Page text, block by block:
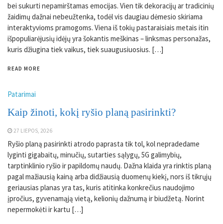
bei sukurti nepamirštamas emocijas. Vien tik dekoracijų ar tradicinių
žaidimų dažnai nebeužtenka, todėl vis daugiau dėmesio skiriama
interaktyvioms pramogoms. Viena iš tokių pastaraisiais metais itin
išpopuliarėjusių idėjų yra šokantis meškinas – linksmas personažas,
kuris džiugina tiek vaikus, tiek suaugusiuosius. […]
READ MORE
Patarimai
Kaip žinoti, kokį ryšio planą pasirinkti?
27 LIEPOS, 2026
Ryšio planą pasirinkti atrodo paprasta tik tol, kol nepradedame
lyginti gigabaitų, minučių, sutarties sąlygų, 5G galimybių,
tarptinklinio ryšio ir papildomų naudų. Dažna klaida yra rinktis planą
pagal mažiausią kainą arba didžiausią duomenų kiekį, nors iš tikrųjų
geriausias planas yra tas, kuris atitinka konkrečius naudojimo
įpročius, gyvenamąją vietą, kelionių dažnumą ir biudžetą. Norint
nepermokėti ir kartu […]